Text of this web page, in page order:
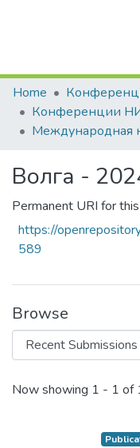
Home
Волга -
Permanent URI for
https://
589
Browse
Recent
Now showing 1 - 1 of